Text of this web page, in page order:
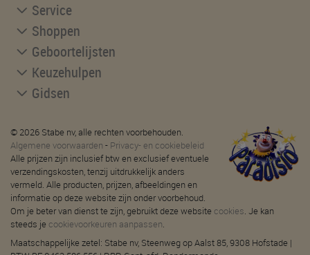
Service
Shoppen
Geboortelijsten
Keuzehulpen
Gidsen
© 2026 Stabe nv, alle rechten voorbehouden.
Algemene voorwaarden - Privacy- en cookiebeleid
Alle prijzen zijn inclusief btw en exclusief eventuele
verzendingskosten, tenzij uitdrukkelijk anders
vermeld. Alle producten, prijzen, afbeeldingen en
informatie op deze website zijn onder voorbehoud.
Om je beter van dienst te zijn, gebruikt deze website cookies. Je kan
steeds je cookievoorkeuren aanpassen.
Maatschappelijke zetel: Stabe nv, Steenweg op Aalst 85, 9308 Hofstade |